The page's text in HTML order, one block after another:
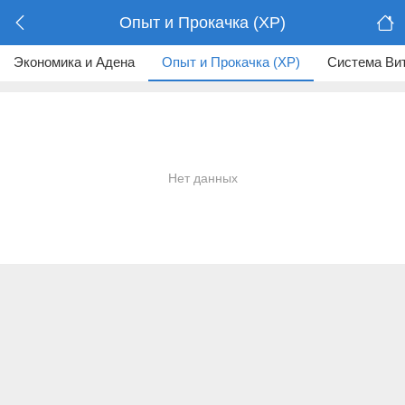
Опыт и Прокачка (XP)
Экономика и Адена Опыт и Прокачка (XP) Система
Нет данных